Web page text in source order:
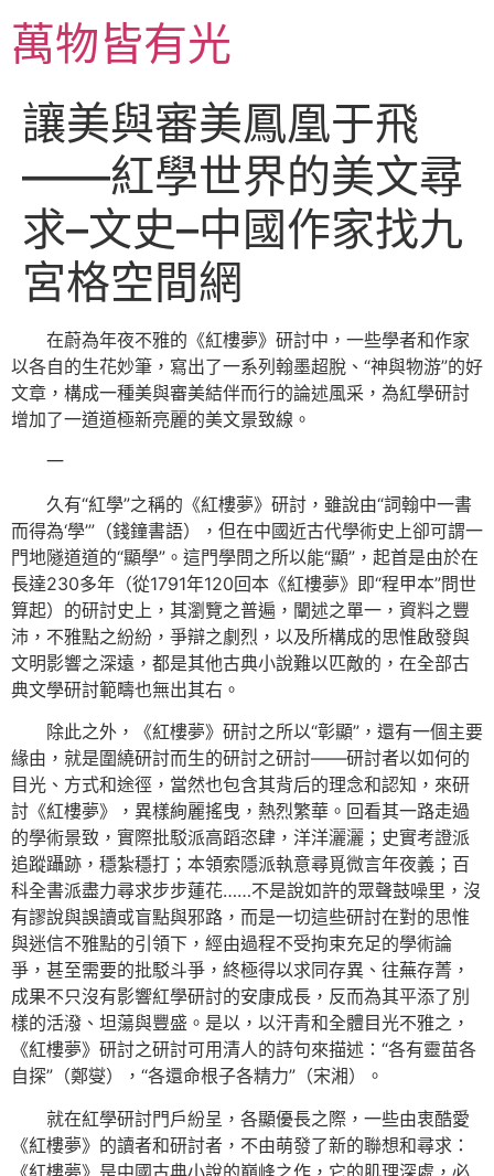
主萬物皆有光
讓美與審美鳳凰于飛
——紅學世界的美文尋
求–文史–中國作家找九
宮格空間網
在蔚為年夜不雅的《紅樓夢》研討中，一些學者和作家
以各自的生花妙筆，寫出了一系列翰墨超脫、“神與物游”的好
文章，構成一種美與審美結伴而行的論述風采，為紅學研討
增加了一道道極新亮麗的美文景致線。
一
久有“紅學”之稱的《紅樓夢》研討，雖說由“詞翰中一書
而得為‘學’”（錢鐘書語），但在中國近古代學術史上卻可謂一
門地隧道道的“顯學”。這門學問之所以能“顯”，起首是由於在
長達230多年（從1791年120回本《紅樓夢》即“程甲本”問世
算起）的研討史上，其瀏覽之普遍，闡述之單一，資料之豐
沛，不雅點之紛紛，爭辯之劇烈，以及所構成的思惟啟發與
文明影響之深遠，都是其他古典小說難以匹敵的，在全部古
典文學研討範疇也無出其右。
除此之外，《紅樓夢》研討之所以“彰顯”，還有一個主要
緣由，就是圍繞研討而生的研討之研討——研討者以如何的
目光、方式和途徑，當然也包含其背后的理念和認知，來研
討《紅樓夢》，異樣絢麗搖曳，熱烈繁華。回看其一路走過
的學術景致，實際批駁派高蹈恣肆，洋洋灑灑；史實考證派
追蹤躡跡，穩紮穩打；本領索隱派執意尋覓微言年夜義；百
科全書派盡力尋求步步蓮花……不是說如許的眾聲鼓噪里，沒
有謬說與誤讀或盲點與邪路，而是一切這些研討在對的思惟
與迷信不雅點的引領下，經由過程不受拘束充足的學術論
爭，甚至需要的批駁斗爭，終極得以求同存異、往蕪存菁，
成果不只沒有影響紅學研討的安康成長，反而為其平添了別
樣的活潑、坦蕩與豐盛。是以，以汗青和全體目光不雅之，
《紅樓夢》研討之研討可用清人的詩句來描述：“各有靈苗各
自探”（鄭燮），“各還命根子各精力”（宋湘）。
就在紅學研討門戶紛呈，各顯優長之際，一些由衷酷愛
《紅樓夢》的讀者和研討者，不由萌發了新的聯想和尋求：
《紅樓夢》是中國古典小說的巔峰之作，它的肌理深處，必